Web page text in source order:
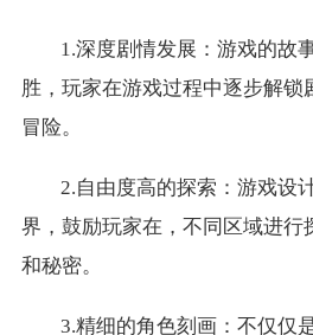
1.深度剧情发展：游戏的故
胜，玩家在游戏过程中逐步解锁
冒险。
2.自由度高的探索：游戏设
界，鼓励玩家在，不同区域进行
和秘密。
3.精细的角色刻画：不仅仅